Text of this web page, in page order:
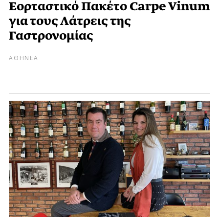
Εορταστικό Πακέτο Carpe Vinum
για τους Λάτρεις της
Γαστρονομίας
ΑΘΗΝΕΑ